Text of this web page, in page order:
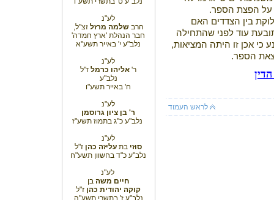
על הפצת הספר.
בין הצדדים האם
עוד לפני שהתחילה
אכן זו היתה המציאות,
הספר.
ן
לראש העמוד
לע"נ
הרב שלמה מרזל זצ"ל,
חבר הנהלת 'ארץ חמדה'
נלב"ע י' באייר תשע"א
לע"נ
ר' אליהו כרמל ז"ל
נלב"ע
ח' באייר תשע"ו
לע"נ
ר' בן ציון גרוסמן
נלב"ע כ"ג בתמוז תשע"ז
לע"נ
סוזי בת עליזה כהן ז"ל
נלב"ע כ"ד בחשוון תשע"ח
לע"נ
חיים משה בן
קוקה יהודית כהן ז"ל
נלב"ע ז' בתשרי תשע"ה